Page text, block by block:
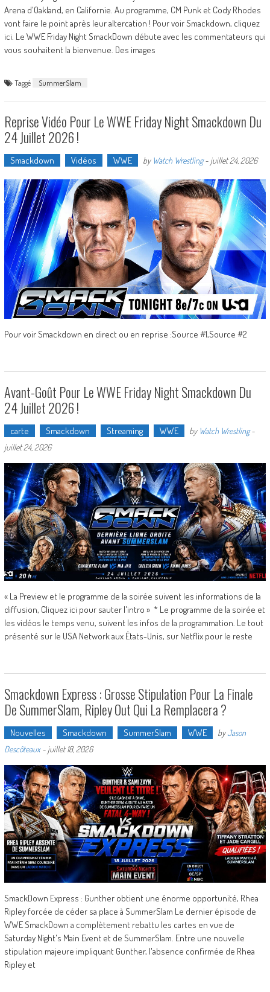
Arena d'Oakland, en Californie. Au programme, CM Punk et Cody Rhodes
vont faire le point après leur altercation ! Pour voir Smackdown, cliquez
ici. Le WWE Friday Night SmackDown débute avec les commentateurs qui
vous souhaitent la bienvenue. Des images
Taggé SummerSlam
Reprise Vidéo Pour Le WWE Friday Night Smackdown Du
24 Juillet 2026 !
Smackdown Vidéos WWE by Watch Wrestling- juillet 24, 2026
Pour voir Smackdown en direct ou en reprise :Source #1,Source #2
Avant-Goût Pour Le WWE Friday Night Smackdown Du
24 Juillet 2026 !
carte Smackdown Streaming WWE by Watch Wrestling-
juillet 24, 2026
« La Preview et le programme de la soirée suivent les informations de la
diffusion, Cliquez ici pour sauter l'intro » * Le programme de la soirée et
les vidéos le temps venu, suivent les infos de la programmation. Le tout
présenté sur le USA Network aux États-Unis, sur Netflix pour le reste
Smackdown Express : Grosse Stipulation Pour La Finale
De SummerSlam, Ripley Out Qui La Remplacera ?
Nouvelles Smackdown SummerSlam WWE byJason
Descôteaux- juillet 18, 2026
SmackDown Express : Gunther obtient une énorme opportunité, Rhea
Ripley forcée de céder sa place à SummerSlam Le dernier épisode de
WWE SmackDown a complètement rebattu les cartes en vue de
Saturday Night's Main Event et de SummerSlam. Entre une nouvelle
stipulation majeure impliquant Gunther, l'absence confirmée de Rhea
Ripley et